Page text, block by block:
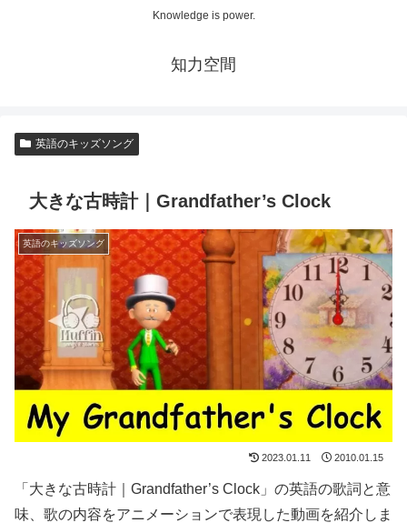
Knowledge is power.
知力空間
英語のキッズソング
大きな古時計｜Grandfather’s Clock
英語のキッズソング
2023.01.11 2010.01.15
「大きな古時計｜Grandfather’s Clock」の英語の歌詞と意
味、歌の内容をアニメーションで表現した動画を紹介しま